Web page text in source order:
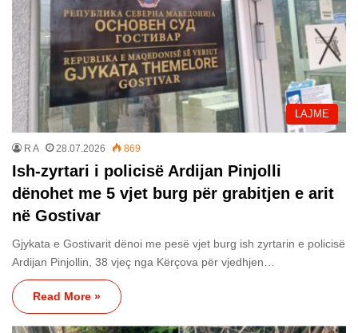
LAJME
R A 28.07.2026 869
Ish-zyrtari i policisë Ardijan Pinjolli
dënohet me 5 vjet burg për grabitjen e arit
në Gostivar
Gjykata e Gostivarit dënoi me pesë vjet burg ish zyrtarin e policisë
Ardijan Pinjollin, 38 vjeç nga Kërçova për vjedhjen…
Read More »